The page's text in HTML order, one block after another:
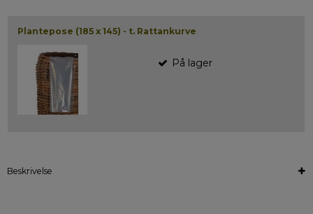
Plantepose (185 x 145) - t. Rattankurve
På lager
Beskrivelse